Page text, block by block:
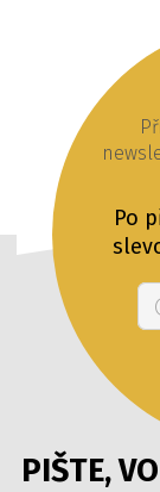
PIŠTE,
Po